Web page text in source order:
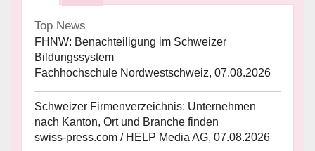
Top News
FHNW: Benachteiligung im Schweizer
Bildungssystem
Fachhochschule Nordwestschweiz, 07.08.2026
Schweizer Firmenverzeichnis: Unternehmen
nach Kanton, Ort und Branche finden
swiss-press.com / HELP Media AG, 07.08.2026